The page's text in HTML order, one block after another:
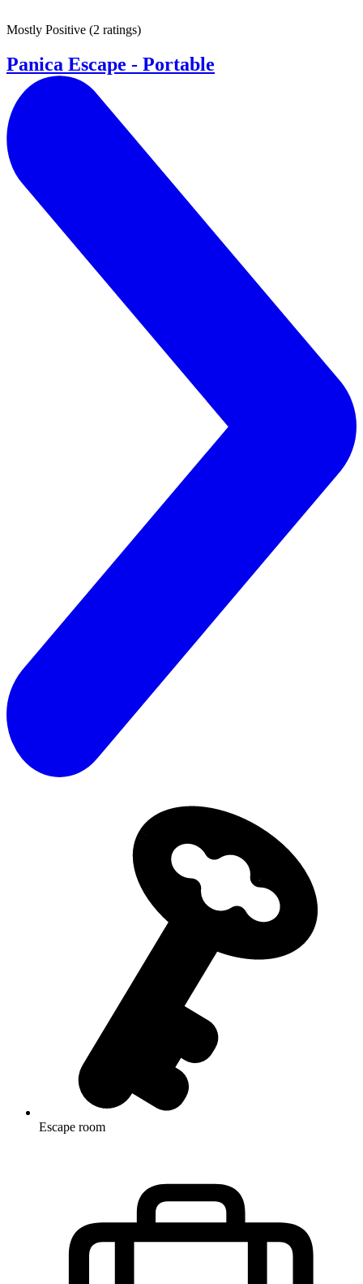
Mostly Positive (2 ratings)
Panica Escape - Portable
Escape room